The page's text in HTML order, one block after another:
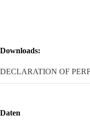
gedämpfte Beleuchtung.
Downloads:
DECLARATION OF
Daten